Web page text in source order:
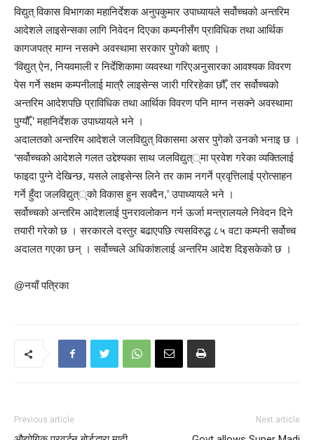
विद्युत् विकास विभागका महानिर्देशक अनुपकुमार उपाध्यायले सर्वोच्चको अन्तरिम
आदेशले लाइसेन्सका लागि निवेदन दिएका कम्पनीसँग प्राविधिक तथा आर्थिक
कागजपत्र माग्न नसक्ने अवस्थामा सरकार पुगेको बताए ।
‘विद्युत् ऐन, नियवमाली र निर्देशिकामा व्यवस्था गरिएअनुसारका आवश्यक विवरण
पेस गर्ने सक्षम कम्पनीलाई मात्रै लाइसेन्स जारी गरिरहेका छौँ, तर सर्वोच्चको
अन्तरिम आदेशपछि प्राविधिक तथा आर्थिक विवरण पनि माग्न नसक्ने अवस्थामा
पुग्यौँ,’ महानिर्देशक उपाध्यायले भने ।
अदालतको अन्तरिम आदेशले जलविद्युत् विकासमा असर पुगेको उनको भनाइ छ ।
‘सर्वोच्चको आदेशले गलत उद्देश्यका साथ जलविद्युत््मा प्रवेश गरेका व्यक्तिलाई
फाइदा पुग्ने देखिन्छ, यसले लाइसेन्स लिने तर काम नगर्ने प्रवृत्तिलाई प्रोत्साहन
गर्ने हुँदा जलविद्युत््को विकास हुन सक्दैन,’ उपाध्यायले भने ।
सर्वोच्चको अन्तरिम आदेशलाई पुनरावलोकन गर्न ऊर्जा मन्त्रालयले निवेदन दिने
तयारी गरेको छ । सरकारले दस्तुर बढाएपछि त्यसविरुद्ध ८५ वटा कम्पनी सर्वोच्च
अदालत गएका छन् । सर्वोच्चले अधिकांशलाई अन्तरिम आदेश दिइसकेको छ ।
@नयाँ पत्रिका
Previous article Next article